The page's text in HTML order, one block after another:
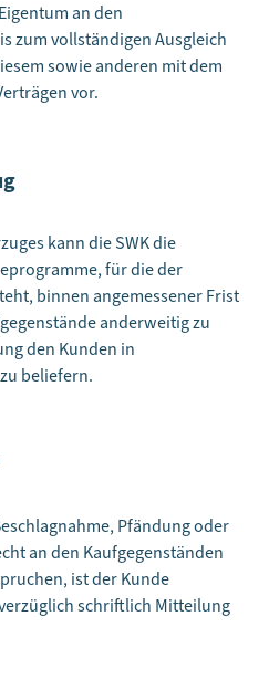
an den
zum vollständigen Ausgleich
sowie anderen mit dem
vor.
kann die SWK die
für die der
binnen angemessener Frist
anderweitig zu
den Kunden in
beliefern.
Pfändung oder
an den Kaufgegenständen
ist der Kunde
schriftlich Mitteilung